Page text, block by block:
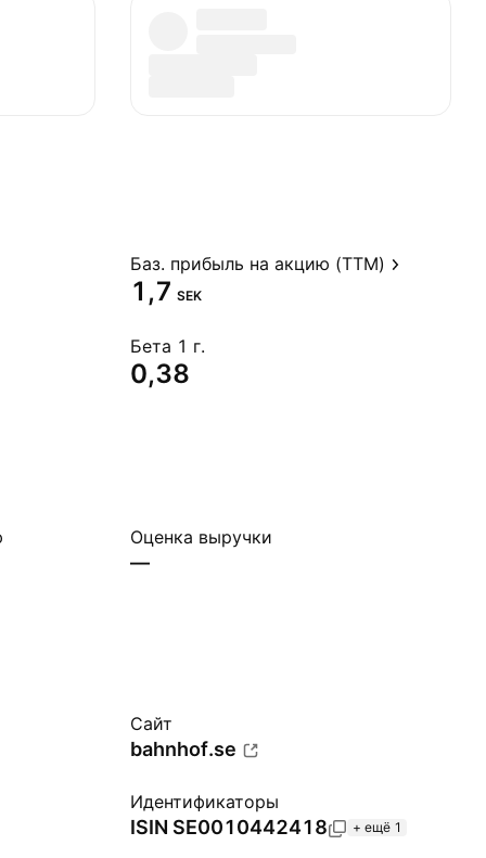
Баз. прибыль на акцию (TTM)
1,7 SEK
Бета 1 г.
0,38
Оценка выручки
—
Сайт
bahnhof.se
Идентификаторы
ISIN SE0010442418 + ещё 1